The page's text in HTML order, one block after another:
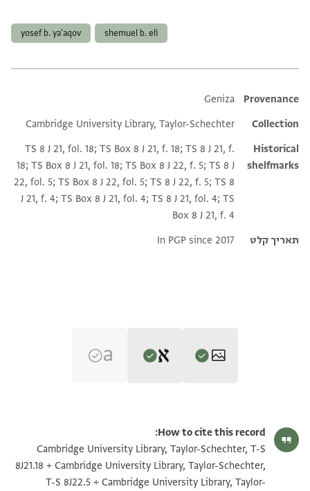
shemuel b. eli
yosef b. ya'aqov
Additional metadata
Provenance
Geniza
Collection
Cambridge University Library, Taylor-Schechter
Historical
shelfmarks
TS 8 J 21, fol. 18; TS Box 8 J 21, f. 18; TS 8 J 21, f.
18; TS Box 8 J 21, fol. 18; TS Box 8 J 22, f. 5; TS 8 J
22, fol. 5; TS Box 8 J 22, fol. 5; TS 8 J 22, f. 5; TS 8
J 21, f. 4; TS Box 8 J 21, fol. 4; TS 8 J 21, fol. 4; TS
Box 8 J 21, f. 4
תאריך קלט
In PGP since 2017
משה גיל, במלכות ישמעאל בתקופת הגאונים‎
University, 1997), vol. 2.
T-S 8J21.18 1v הגדל וסובב
T-S 8J22.5 1r הגדל וסובב
T-S 8J22.5 Recto
How to cite this record:
Cambridge University Library, Taylor-Schechter, T-S
8J21.18 + Cambridge University Library, Taylor-Schechter,
T-S 8J22.5 + Cambridge University Library, Taylor-